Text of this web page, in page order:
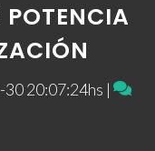
POTENCIA
20:07:24hs |